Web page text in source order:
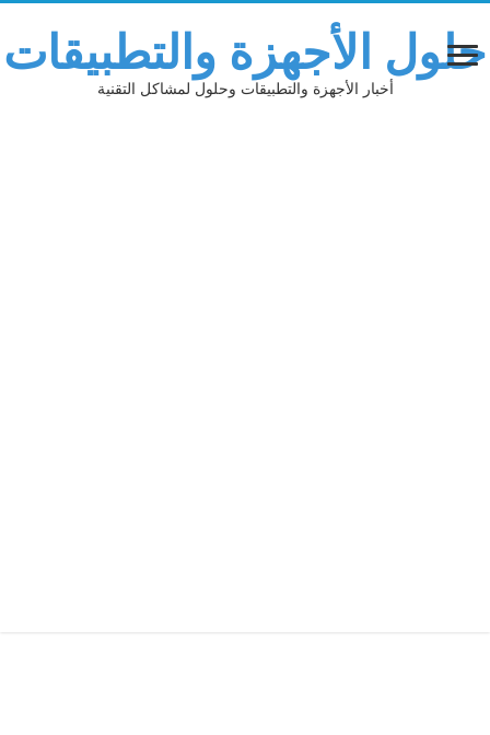
حلول الأجهزة والتطبيقات
أخبار الأجهزة والتطبيقات وحلول لمشاكل التقنية